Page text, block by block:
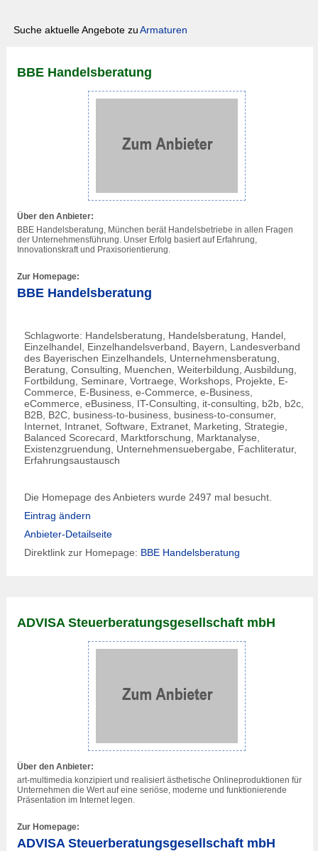
Suche aktuelle Angebote zuArmaturen
BBE Handelsberatung
Über den Anbieter:
BBE Handelsberatung, München berät Handelsbetriebe in allen Fragen
der Unternehmensführung. Unser Erfolg basiert auf Erfahrung,
Innovationskraft und Praxisorientierung.
Zur Homepage:
BBE Handelsberatung
Schlagworte: Handelsberatung, Handelsberatung, Handel,
Einzelhandel, Einzelhandelsverband, Bayern, Landesverband
des Bayerischen Einzelhandels, Unternehmensberatung,
Beratung, Consulting, Muenchen, Weiterbildung, Ausbildung,
Fortbildung, Seminare, Vortraege, Workshops, Projekte, E-
Commerce, E-Business, e-Commerce, e-Business,
eCommerce, eBusiness, IT-Consulting, it-consulting, b2b, b2c,
B2B, B2C, business-to-business, business-to-consumer,
Internet, Intranet, Software, Extranet, Marketing, Strategie,
Balanced Scorecard, Marktforschung, Marktanalyse,
Existenzgruendung, Unternehmensuebergabe, Fachliteratur,
Erfahrungsaustausch
Die Homepage des Anbieters wurde 2497 mal besucht.
Eintrag ändern
Anbieter-Detailseite
Direktlink zur Homepage: BBE Handelsberatung
ADVISA Steuerberatungsgesellschaft mbH
Über den Anbieter:
art-multimedia konzipiert und realisiert ästhetische Onlineproduktionen für
Unternehmen die Wert auf eine seriöse, moderne und funktionierende
Präsentation im Internet legen.
Zur Homepage:
ADVISA Steuerberatungsgesellschaft mbH